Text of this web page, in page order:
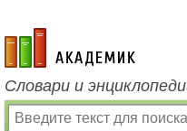
academic.ru
Словари и